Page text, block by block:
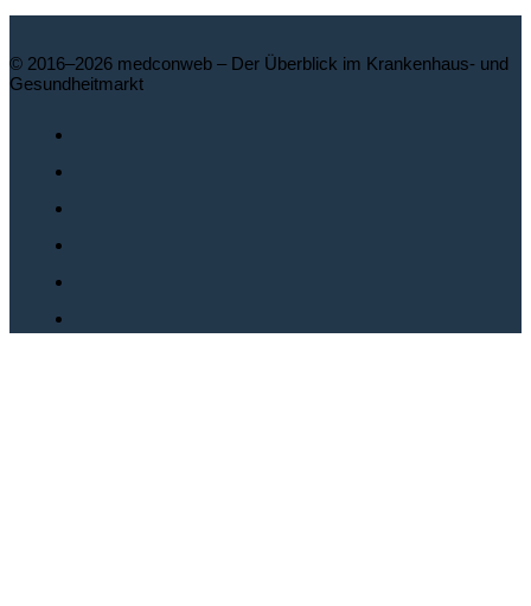
© 2016–2026 medconweb – Der Überblick im Krankenhaus- und
Gesundheitmarkt